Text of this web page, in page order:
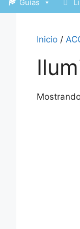
Guías
Inicio /